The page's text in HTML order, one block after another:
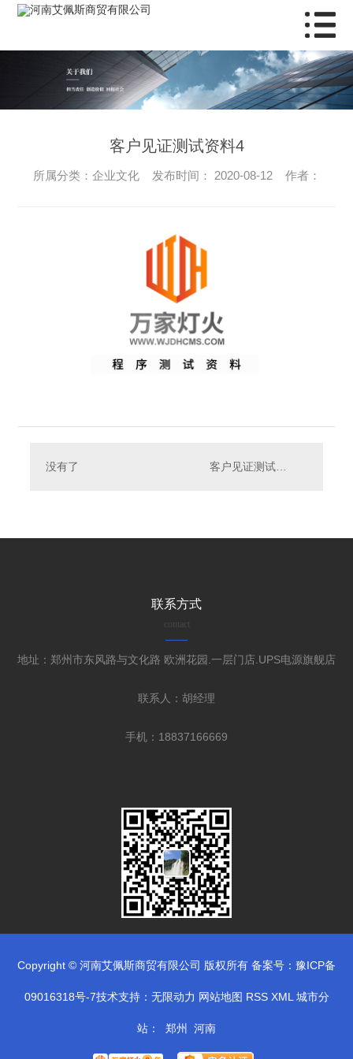
客户见证测试资料4
所属分类：企业文化 发布时间： 2020-08-12 作者：
没有了 客户见证测试资料客户见证测试资料客户见证测试资料客户见证测试资料客户见证测试资料客户见证测试资料客户见证测试资料客户见证测试资料客户见证测试资料客户见证测试资料3
联系方式
contact
地址：郑州市东风路与文化路 欧洲花园.一层门店.UPS电源旗舰店
联系人：胡经理
手机：18837166669
Copyright © 河南艾佩斯商贸有限公司 版权所有 备案号： 豫ICP备
09016318号-7技术支持： 无限动力 网站地图 RSS XML 城市分
站 ： 郑州 河南